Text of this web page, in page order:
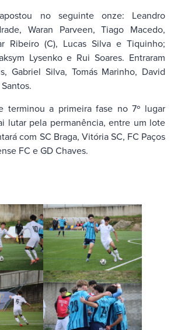
no seguinte onze: Leandro
Waran Parveen, Tiago Macedo,
Ribeiro (C), Lucas Silva e Tiquinho;
Lysenko e Rui Soares. Entraram
Gabriel Silva, Tomás Marinho, David
terminou a primeira fase no 7º lugar
lutar pela permanência, entre um lote
com SC Braga, Vitória SC, FC Paços
FC e GD Chaves.